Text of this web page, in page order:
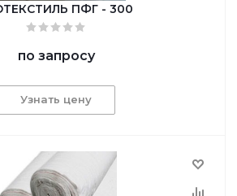
ПФГ - 300
по запросу
Узнать цену